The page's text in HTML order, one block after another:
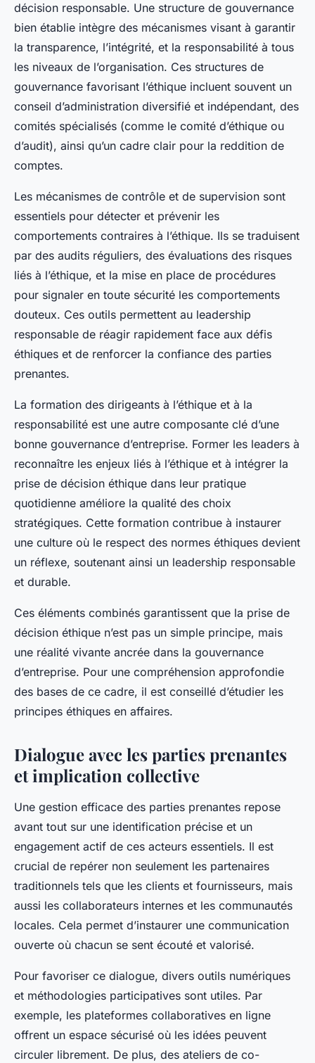
décision responsable. Une structure de gouvernance
bien établie intègre des mécanismes visant à garantir
la transparence, l’intégrité, et la responsabilité à tous
les niveaux de l’organisation. Ces structures de
gouvernance favorisant l’éthique incluent souvent un
conseil d’administration diversifié et indépendant, des
comités spécialisés (comme le comité d’éthique ou
d’audit), ainsi qu’un cadre clair pour la reddition de
comptes.
Les mécanismes de contrôle et de supervision sont
essentiels pour détecter et prévenir les
comportements contraires à l’éthique. Ils se traduisent
par des audits réguliers, des évaluations des risques
liés à l’éthique, et la mise en place de procédures
pour signaler en toute sécurité les comportements
douteux. Ces outils permettent au leadership
responsable de réagir rapidement face aux défis
éthiques et de renforcer la confiance des parties
prenantes.
La formation des dirigeants à l’éthique et à la
responsabilité est une autre composante clé d’une
bonne gouvernance d’entreprise. Former les leaders à
reconnaître les enjeux liés à l’éthique et à intégrer la
prise de décision éthique dans leur pratique
quotidienne améliore la qualité des choix
stratégiques. Cette formation contribue à instaurer
une culture où le respect des normes éthiques devient
un réflexe, soutenant ainsi un leadership responsable
et durable.
Ces éléments combinés garantissent que la prise de
décision éthique n’est pas un simple principe, mais
une réalité vivante ancrée dans la gouvernance
d’entreprise. Pour une compréhension approfondie
des bases de ce cadre, il est conseillé d’étudier les
principes éthiques en affaires.
Dialogue avec les parties prenantes
et implication collective
Une gestion efficace des parties prenantes repose
avant tout sur une identification précise et un
engagement actif de ces acteurs essentiels. Il est
crucial de repérer non seulement les partenaires
traditionnels tels que les clients et fournisseurs, mais
aussi les collaborateurs internes et les communautés
locales. Cela permet d’instaurer une communication
ouverte où chacun se sent écouté et valorisé.
Pour favoriser ce dialogue, divers outils numériques
et méthodologies participatives sont utiles. Par
exemple, les plateformes collaboratives en ligne
offrent un espace sécurisé où les idées peuvent
circuler librement. De plus, des ateliers de co-